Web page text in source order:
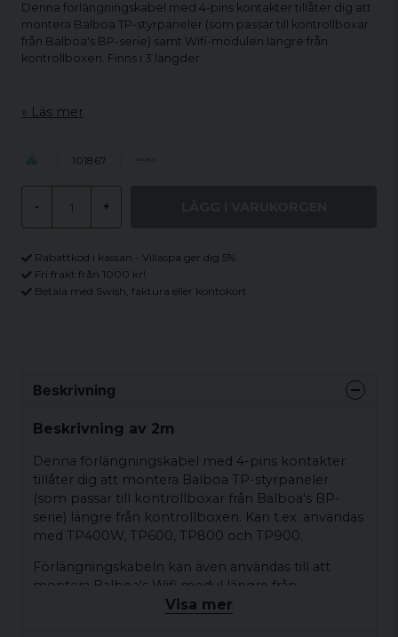
Denna förlängningskabel med 4-pins kontakter tillåter dig att
montera Balboa TP-styrpaneler (som passar till kontrollboxar
från Balboa's BP-serie) samt Wifi-modulen längre från
kontrollboxen. Finns i 3 längder.
Läs mer
101867
- +
Rabattkod i kassan - Villaspa ger dig 5%
Fri frakt från 1000 kr!
Betala med Swish, faktura eller kontokort
Beskrivning
Beskrivning av 2m
Denna förlängningskabel med 4-pins kontakter
tillåter dig att montera Balboa TP-styrpaneler
(som passar till kontrollboxar från Balboa's BP-
serie) längre från kontrollboxen. Kan t.ex. användas
med TP400W, TP600, TP800 och TP900.
Förlängningskabeln kan även användas till att
montera Balboa's Wifi modul längre från
styrboxen, vilket kan vara bra om du behöver flytta
Visa mer